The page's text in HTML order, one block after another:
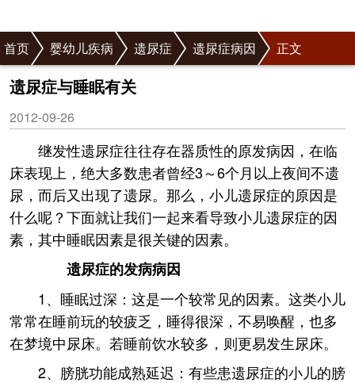
首页 婴幼儿疾病 遗尿症 遗尿症病因 正文
遗尿症与睡眠有关
2012-09-26
继发性遗尿症往往存在器质性的原发病因，在临
床表现上，绝大多数患者曾经3～6个月以上夜间不遗
尿，而后又出现了遗尿。那么，小儿遗尿症的原因是
什么呢？下面就让我们一起来看导致小儿遗尿症的因
素，其中睡眠因素是很关键的因素。
遗尿症的发病病因
1、睡眠过深：这是一个较常见的因素。这类小儿
常常在睡前玩的较疲乏，睡得很深，不易唤醒，也多
在梦境中尿床。若睡前饮水较多，则更易发生尿床。
2、膀胱功能成熟延迟：有些患遗尿症的小儿的膀